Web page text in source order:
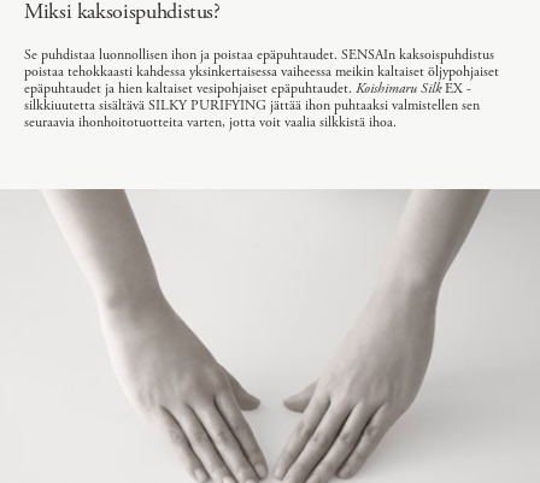
Miksi kaksoispuhdistus?
Se puhdistaa luonnollisen ihon ja poistaa epäpuhtaudet. SENSAIn kaksoispuhdistus
poistaa tehokkaasti kahdessa yksinkertaisessa vaiheessa meikin kaltaiset öljypohjaiset
epäpuhtaudet ja hien kaltaiset vesipohjaiset epäpuhtaudet. Koishimaru SilkEX -
silkkiuutetta sisältävä SILKY PURIFYING jättää ihon puhtaaksi valmistellen sen
seuraavia ihonhoitotuotteita varten, jotta voit vaalia silkkistä ihoa.